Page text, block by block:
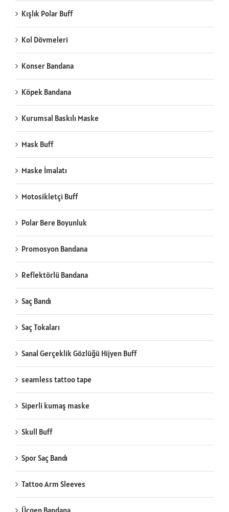
Kışlık Polar Buff
Kol Dövmeleri
Konser Bandana
Köpek Bandana
Kurumsal Baskılı Maske
Mask Buff
Maske İmalatı
Motosikletçi Buff
Polar Bere Boyunluk
Promosyon Bandana
Reflektörlü Bandana
Saç Bandı
Saç Tokaları
Sanal Gerçeklik Gözlüğü Hijyen Buff
seamless tattoo tape
Siperli kumaş maske
Skull Buff
Spor Saç Bandı
Tattoo Arm Sleeves